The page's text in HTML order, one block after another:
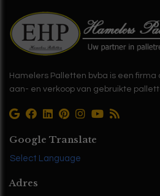
Hamelers Palletten bvba is een
aan- en verkoop van gebruikte
Google Translate
Select Language
Adres